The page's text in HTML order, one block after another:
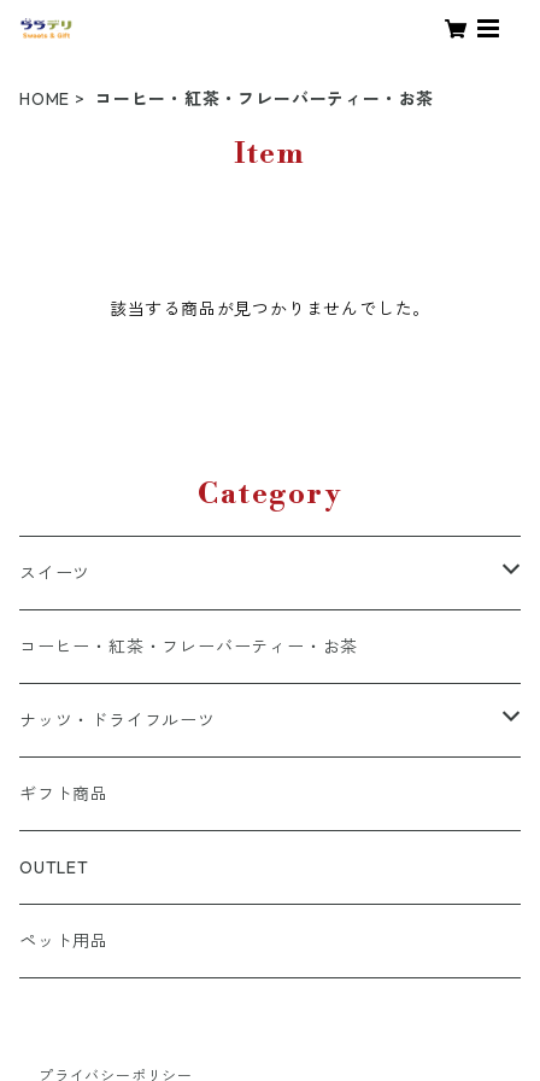
HOME コーヒー・紅茶・フレーバーティー・お茶
Item
該当する商品が見つかりませんでした。
Category
スイーツ
バウムクーヘン
スイートポテト
干し芋
クグロフ
コーヒー・紅茶・フレーバーティー・お茶
ナッツ・ドライフルーツ
ナッツ
ドライフルーツ
ギフト商品
OUTLET
ペット用品
プライバシーポリシー